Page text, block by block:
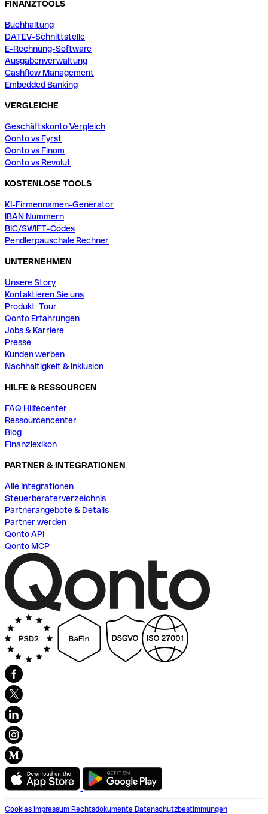
FINANZTOOLS
Buchhaltung
DATEV-Schnittstelle
E-Rechnung-Software
Ausgabenverwaltung
Cashflow Management
Embedded Banking
VERGLEICHE
Geschäftskonto Vergleich
Qonto vs Fyrst
Qonto vs Finom
Qonto vs Revolut
KOSTENLOSE TOOLS
KI-Firmennamen-Generator
IBAN Nummern
BIC/SWIFT-Codes
Pendlerpauschale Rechner
UNTERNEHMEN
Unsere Story
Kontaktieren Sie uns
Produkt-Tour
Qonto Erfahrungen
Jobs & Karriere
Presse
Kunden werben
Nachhaltigkeit & Inklusion
HILFE & RESSOURCEN
FAQ Hilfecenter
Ressourcencenter
Blog
Finanzlexikon
PARTNER & INTEGRATIONEN
Alle Integrationen
Steuerberaterverzeichnis
Partnerangebote & Details
Partner werden
Qonto API
Qonto MCP
Cookies Impressum Rechtsdokumente Datenschutzbestimmungen